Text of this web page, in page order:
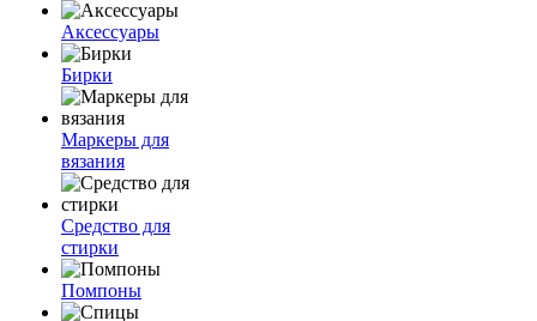
Аксессуары
Бирки
Маркеры для
вязания
Средство для
стирки
Помпоны